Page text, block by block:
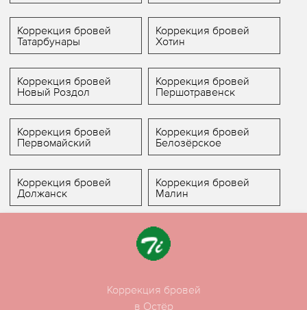
Коррекция бровей
Татарбунары
Коррекция бровей
Хотин
Коррекция бровей
Новый Роздол
Коррекция бровей
Першотравенск
Коррекция бровей
Первомайский
Коррекция бровей
Белозёрское
Коррекция бровей
Должанск
Коррекция бровей
Малин
Коррекция бровей
в Остёр